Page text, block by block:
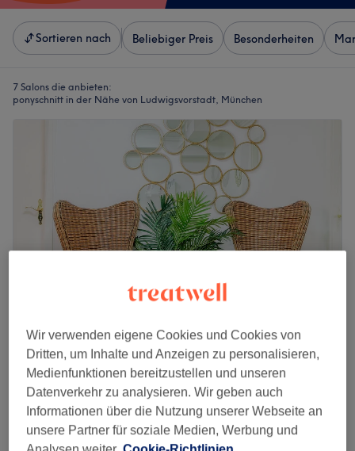
Sortieren nach Beliebiger Preis Besonderheiten
7 Salons die anbieten:
ponyschnitt in der Nähe von Ludwigsvorstadt, München
Friseur & Kosmetik Vianbeauty
4,8
1046 Bewertungen
Sendling, München
Auf Karte anzeigen
Damen - Ponyschnitt
10 Min.
10 €
Schnellansicht Saloninfos
Wir verwenden eigene Cookies und Cookies von
Dritten, um Inhalte und Anzeigen zu personalisieren,
Medienfunktionen bereitzustellen und unseren
Datenverkehr zu analysieren. Wir geben auch
Informationen über die Nutzung unserer Webseite an
unsere Partner für soziale Medien, Werbung und